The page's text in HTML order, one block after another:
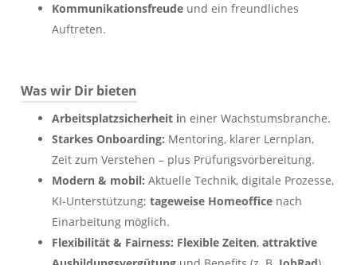
Kommunikationsfreude und ein freundliches
Auftreten.
Was wir Dir bieten
Arbeitsplatzsicherheit in einer Wachstumsbranche.
Starkes Onboarding: Mentoring, klarer Lernplan,
Zeit zum Verstehen – plus Prüfungsvorbereitung.
Modern & mobil:Aktuelle Technik, digitale Prozesse,
KI-Unterstützung;tageweise Homeoffice nach
Einarbeitung möglich.
Flexibilität & Fairness: Flexible Zeiten,attraktive